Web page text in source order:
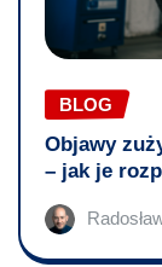
BLOG
Objawy
– jak je